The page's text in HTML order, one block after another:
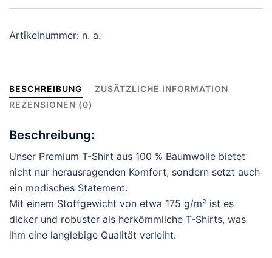
Menge
Artikelnummer: n. a.
BESCHREIBUNG
ZUSÄTZLICHE INFORMATION
REZENSIONEN (0)
Beschreibung:
Unser Premium T-Shirt aus 100 % Baumwolle bietet
nicht nur herausragenden Komfort, sondern setzt auch
ein modisches Statement.
Mit einem Stoffgewicht von etwa 175 g/m² ist es
dicker und robuster als herkömmliche T-Shirts, was
ihm eine langlebige Qualität verleiht.